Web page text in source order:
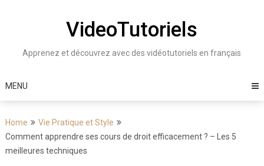
VideoTutoriels
Apprenez et découvrez avec des vidéotutoriels en français
MENU
Home
Vie Pratique et Style
Comment apprendre ses cours de droit efficacement ? – Les 5
meilleures techniques